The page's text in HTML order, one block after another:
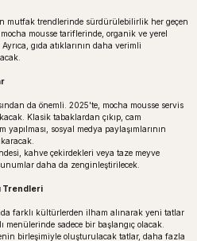
mutfak trendlerinde sürdürülebilirlik her geçen
mousse tariflerinde, organik ve yerel
gıda atıklarının daha verimli
da önemli. 2025'te, mocha mousse servis
Klasik tabaklardan çıkıp, cam
sosyal medya paylaşımlarının
kahve çekirdekleri veya taze meyve
daha da zenginleştirilecek.
Trendleri
farklı kültürlerden ilham alınarak yeni tatlar
menülerinde sadece bir başlangıç olacak.
birleşimiyle oluşturulacak tatlar, daha fazla